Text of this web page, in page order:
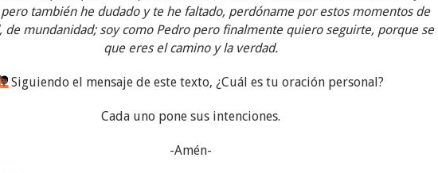
también he dudado y te he faltado, perdóname por estos momentos de
de mundanidad; soy como Pedro pero finalmente quiero seguirte, porque se
que eres el camino y la verdad.
‍Siguiendo el mensaje de este texto, ¿Cuál es tu oración personal?
Cada uno pone sus intenciones.
-Amén-